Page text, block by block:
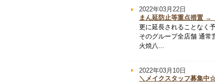
2022年03月22日
まん延防止等重点措置 →
更に延長されることなく
そのグループ全店舗 通
火焼八...
2022年03月10日
＼メイクスタッフ募集中